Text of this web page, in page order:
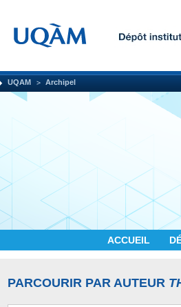
UQAM Archipel
ACCUEIL
PARCOURIR PAR AUTEUR